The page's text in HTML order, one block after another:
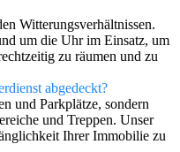
Witterungsverhältnissen.
um die Uhr im Einsatz, um
zu räumen und zu
abgedeckt?
und Parkplätze, sondern
und Treppen. Unser
Ihrer Immobilie zu